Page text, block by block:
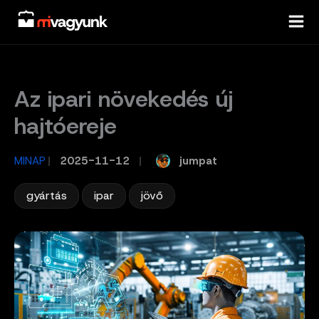
Skip
content
Az ipari növekedés új
hajtóereje
MINAP / 2025-11-12 jumpat
gyártás ipar jövő